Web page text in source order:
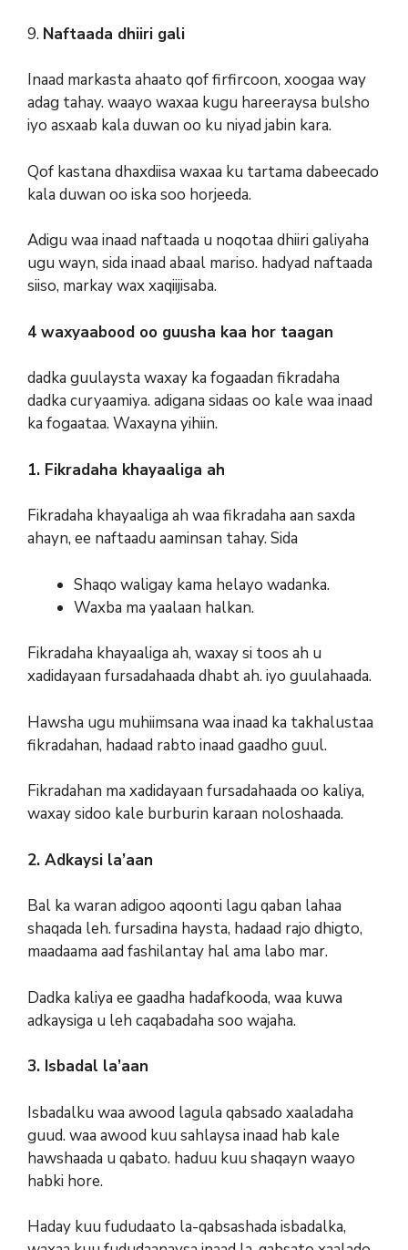
9. Naftaada dhiiri gali
Inaad markasta ahaato qof firfircoon, xoogaa way
adag tahay. waayo waxaa kugu hareeraysa bulsho
iyo asxaab kala duwan oo ku niyad jabin kara.
Qof kastana dhaxdiisa waxaa ku tartama dabeecado
kala duwan oo iska soo horjeeda.
Adigu waa inaad naftaada u noqotaa dhiiri galiyaha
ugu wayn, sida inaad abaal mariso. hadyad naftaada
siiso, markay wax xaqiijisaba.
4 waxyaabood oo guusha kaa hor taagan
dadka guulaysta waxay ka fogaadan fikradaha
dadka curyaamiya. adigana sidaas oo kale waa inaad
ka fogaataa. Waxayna yihiin.
1. Fikradaha khayaaliga ah
Fikradaha khayaaliga ah waa fikradaha aan saxda
ahayn, ee naftaadu aaminsan tahay. Sida
Shaqo waligay kama helayo wadanka.
Waxba ma yaalaan halkan.
Fikradaha khayaaliga ah, waxay si toos ah u
xadidayaan fursadahaada dhabt ah. iyo guulahaada.
Hawsha ugu muhiimsana waa inaad ka takhalustaa
fikradahan, hadaad rabto inaad gaadho guul.
Fikradahan ma xadidayaan fursadahaada oo kaliya,
waxay sidoo kale burburin karaan noloshaada.
2. Adkaysi la’aan
Bal ka waran adigoo aqoonti lagu qaban lahaa
shaqada leh. fursadina haysta, hadaad rajo dhigto,
maadaama aad fashilantay hal ama labo mar.
Dadka kaliya ee gaadha hadafkooda, waa kuwa
adkaysiga u leh caqabadaha soo wajaha.
3. Isbadal la’aan
Isbadalku waa awood lagula qabsado xaaladaha
guud. waa awood kuu sahlaysa inaad hab kale
hawshaada u qabato. haduu kuu shaqayn waayo
habki hore.
Haday kuu fududaato la-qabsashada isbadalka,